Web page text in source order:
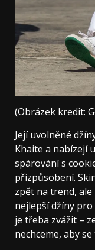
(Obrázek kredit:
Její uvolněné
Khaite a nabízejí
spárování s
přizpůsobení.
zpět na trend,
nejlepší džíny
je třeba zvážit –
nechceme, aby